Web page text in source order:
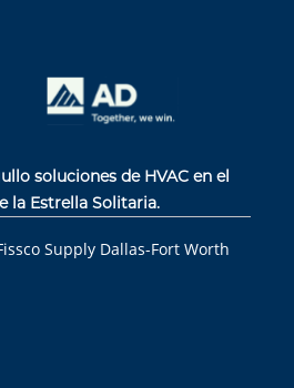
soluciones de HVAC en el
la Estrella Solitaria.
Supply Dallas-Fort Worth